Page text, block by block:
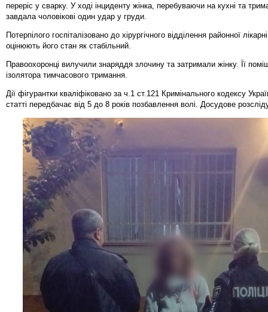
переріс у сварку. У ході інциденту жінка, перебуваючи на кухні та
завдала чоловікові один удар у груди.
Потерпілого госпіталізовано до хірургічного відділення районної
оцінюють його стан як стабільний.
Правоохоронці вилучили знаряддя злочину та затримали жінку. Її
ізолятора тимчасового тримання.
Дії фігурантки кваліфіковано за ч.1 ст.121 Кримінального кодексу
статті передбачає від 5 до 8 років позбавлення волі. Досудове